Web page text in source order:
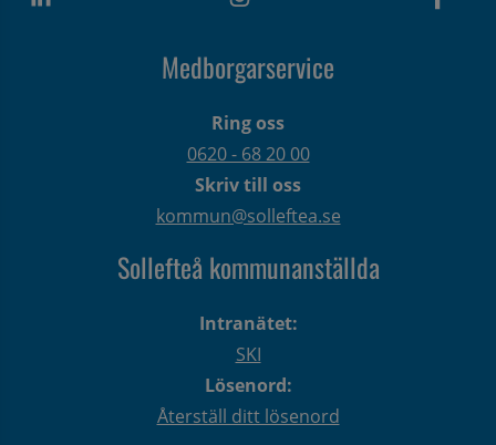
Medborgarservice
Ring oss
0620 - 68 20 00
Skriv till oss
kommun@solleftea.se
Sollefteå kommunanställda
Intranätet:
SKI
Lösenord:
Återställ ditt lösenord